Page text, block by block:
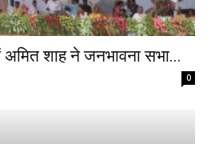
अमित शाह ने जनभावना सभा...
0